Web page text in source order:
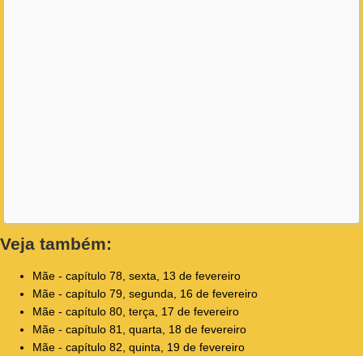
Veja também:
Mãe - capítulo 78, sexta, 13 de fevereiro
Mãe - capítulo 79, segunda, 16 de fevereiro
Mãe - capítulo 80, terça, 17 de fevereiro
Mãe - capítulo 81, quarta, 18 de fevereiro
Mãe - capítulo 82, quinta, 19 de fevereiro